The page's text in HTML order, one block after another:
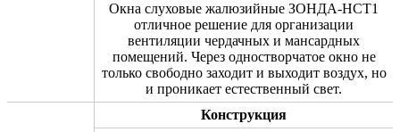
Окна слуховые жалюзийные ЗОНДА-НСТ1
отличное решение для организации
вентиляции чердачных и мансардных
помещений. Через одностворчатое окно не
только свободно заходит и выходит воздух, но
и проникает естественный свет.
Конструкция